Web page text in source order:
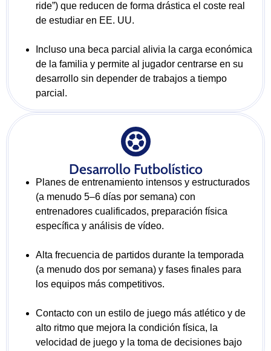
ride”) que reducen de forma drástica el coste real
de estudiar en EE. UU.
Incluso una beca parcial alivia la carga económica
de la familia y permite al jugador centrarse en su
desarrollo sin depender de trabajos a tiempo
parcial.
Desarrollo Futbolístico
Planes de entrenamiento intensos y estructurados
(a menudo 5–6 días por semana) con
entrenadores cualificados, preparación física
específica y análisis de vídeo.
Alta frecuencia de partidos durante la temporada
(a menudo dos por semana) y fases finales para
los equipos más competitivos.
Contacto con un estilo de juego más atlético y de
alto ritmo que mejora la condición física, la
velocidad de juego y la toma de decisiones bajo